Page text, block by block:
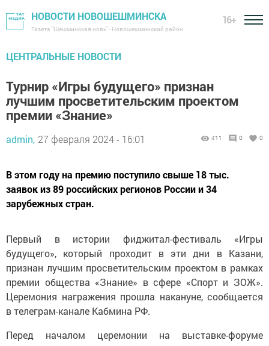
НОВОСТИ НОВОШЕШМИНСКА
Газета "Шешминская новь" - Новошешминский район
16+
ЦЕНТРАЛЬНЫЕ НОВОСТИ
Турнир «Игры будущего» признан
лучшим просветительским проектом
премии «Знание»
admin, 27 февраля 2024 - 16:01 411 0 0
В этом году на премию поступило свыше 18 тыс.
заявок из 89 российских регионов России и 34
зарубежных стран.
Первый в истории фиджитал-фестиваль «Игры
будущего», который проходит в эти дни в Казани,
признан лучшим просветительским проектом в рамках
премии общества «Знание» в сфере «Спорт и ЗОЖ».
Церемония награжения прошла накануне, сообщается
в телеграм-канале Кабмина РФ.
Перед началом церемонии на выставке-форуме